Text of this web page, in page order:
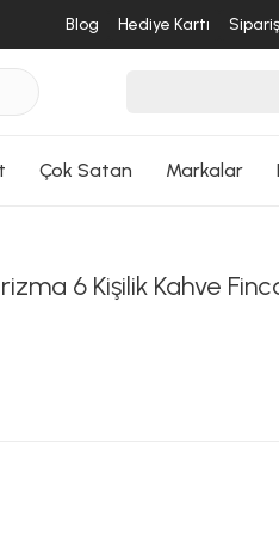
Blog Hediye Kartı
Çok Satan Markalar
6 Kişilik Kahve